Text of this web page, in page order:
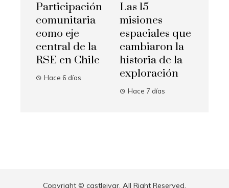
Participación
comunitaria
como eje
central de la
RSE en Chile
Hace 6 días
Las 15
misiones
espaciales que
cambiaron la
historia de la
exploración
Hace 7 días
Copyright © castleivar. All Right Reserved.